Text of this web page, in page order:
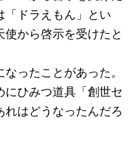
「ドラえもん」とい
使から啓示を受けたと
ったことがあった。
にひみつ道具「創世セ
れはどうなったんだろ